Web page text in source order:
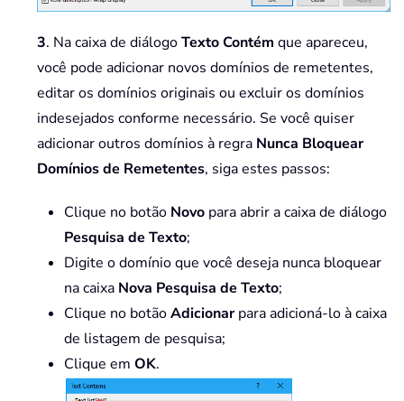
3. Na caixa de diálogoTexto Contém que apareceu,
você pode adicionar novos domínios de remetentes,
editar os domínios originais ou excluir os domínios
indesejados conforme necessário. Se você quiser
adicionar outros domínios à regra Nunca Bloquear
Domínios de Remetentes, siga estes passos:
Clique no botão Novo para abrir a caixa de diálogo
Pesquisa de Texto;
Digite o domínio que você deseja nunca bloquear
na caixa Nova Pesquisa de Texto;
Clique no botãoAdicionarpara adicioná-lo à caixa
de listagem de pesquisa;
Clique em OK.